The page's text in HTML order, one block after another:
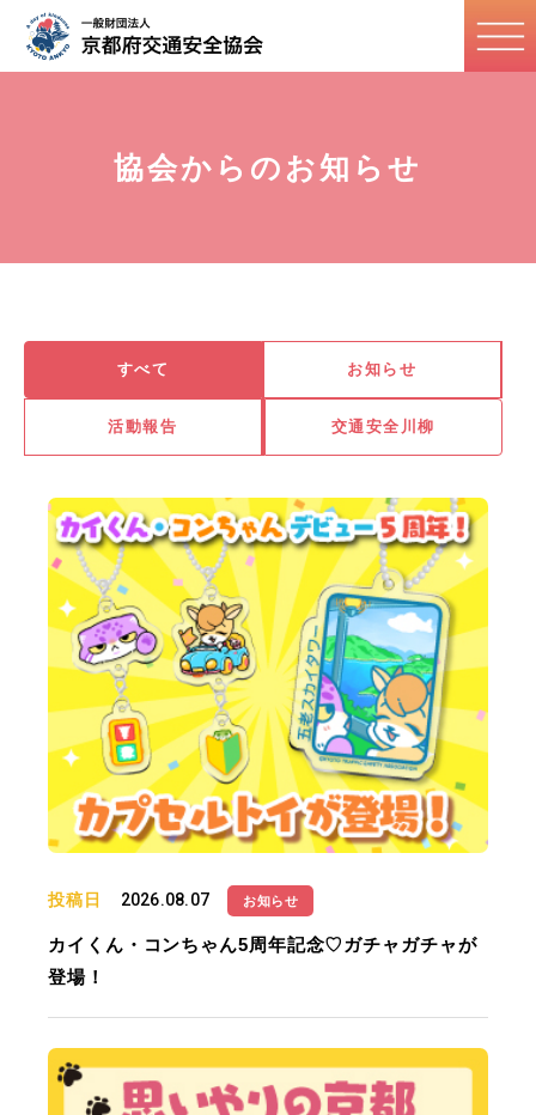
協会からのお知らせ
すべて お知らせ
活動報告 交通安全川柳
投稿日 2026.08.07 お知らせ
カイくん・コンちゃん5周年記念♡ガチャガチャが
登場！